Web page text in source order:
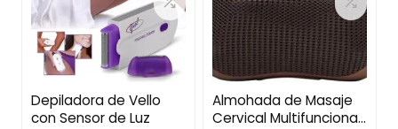
Depiladora de Vello
con Sensor de Luz
Almohada de Masaje
Cervical Multifuncional